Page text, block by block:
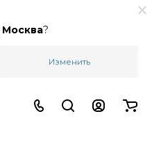
Москва?
Изменить